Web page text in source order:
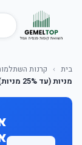
בית › קרנות
מניות (עד 25% מניות)